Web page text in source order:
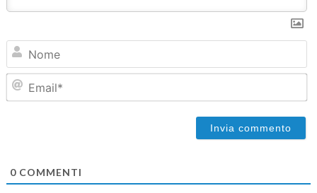
0COMMENTI